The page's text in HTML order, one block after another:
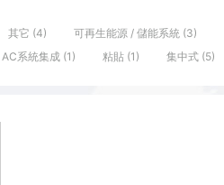
其它 (4) 可再生能源 / 儲能系統 (3)
AC系統集成 (1) 粘貼 (1) 集中式 (5)